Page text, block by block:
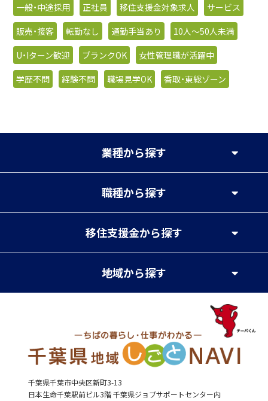
一般・中途採用 正社員 移住支援金対象求人
サービス
販売・接客
転勤なし 通勤手当あり
10人〜50人未満
U・Iターン歓迎
ブランクOK
女性管理職が活躍中
学歴不問
経験不問 職場見学OK 香取・東総ゾーン
業種から探す
職種から探す
移住支援金から探す
地域から探す
千葉県千葉市中央区新町3-13
日本生命千葉駅前ビル3階 千葉県ジョブサポートセンター内